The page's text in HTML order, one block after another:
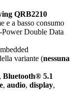
QRB2210
e a basso consumo
Double Data
variante (nessuna
Bluetooth® 5.1
, audio, display,